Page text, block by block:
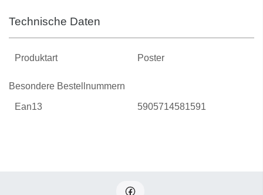
Technische Daten
Produktart Poster
Besondere Bestellnummern
Ean13 5905714581591